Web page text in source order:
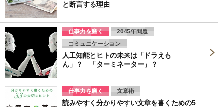
と断言する理由
仕事力を磨く
2045年問題
コミュニケーション
人工知能とヒトの未来は「ドラえも
ん」？ 「ターミネーター」？
仕事力を磨く 文章術
読みやすく分かりやすい文章を書くための5